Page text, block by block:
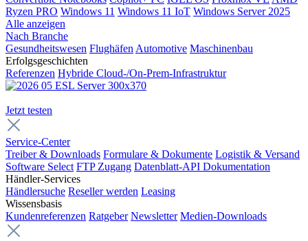
Ryzen PRO Windows 11 Windows 11 IoT Windows Server 2025
Alle anzeigen
Nach Branche
Gesundheitswesen Flughäfen Automotive Maschinenbau
Erfolgsgeschichten
Referenzen Hybride Cloud-/On-Prem-Infrastruktur
Jetzt testen
Service-Center
Treiber & Downloads Formulare & Dokumente Logistik & Versand
Software Select FTP Zugang Datenblatt-API Dokumentation
Händler-Services
Händlersuche Reseller werden Leasing
Wissensbasis
Kundenreferenzen Ratgeber Newsletter Medien-Downloads